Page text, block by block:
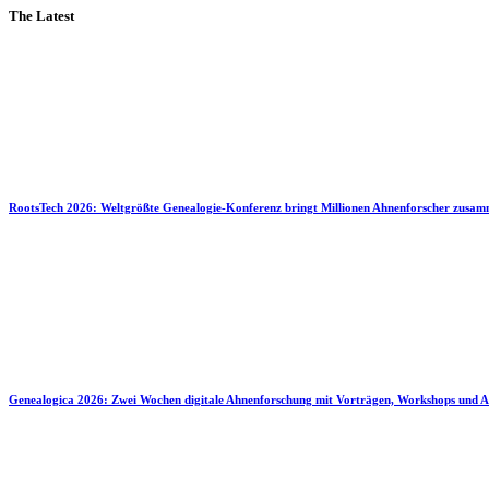
The Latest
RootsTech 2026: Weltgrößte Genealogie-Konferenz bringt Millionen Ahnenforscher
Genealogica 2026: Zwei Wochen digitale Ahnenforschung mit Vorträgen, Workshops und